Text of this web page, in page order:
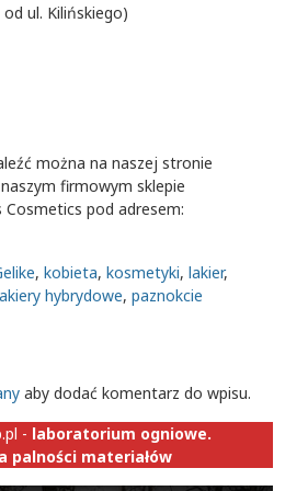
ul. Kilińskiego)
można na naszej stronie
firmowym sklepie
pod adresem:
, kobieta, kosmetyki, lakier,
hybrydowe, paznokcie
aby dodać komentarz do wpisu.
- laboratorium ogniowe.
palności materiałów